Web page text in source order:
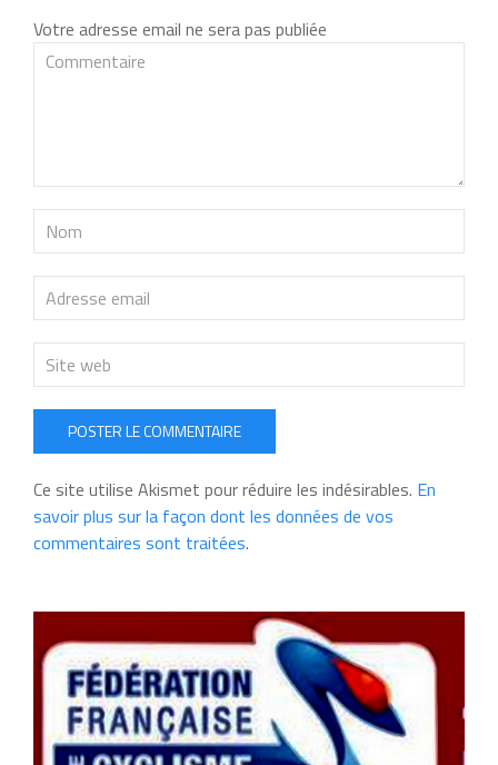
Votre adresse email ne sera pas publiée
POSTER LE COMMENTAIRE
Ce site utilise Akismet pour réduire les indésirables. En
savoir plus sur la façon dont les données de vos
commentaires sont traitées.